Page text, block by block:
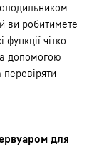
ви робитимете
функції чітко
допомогою
для